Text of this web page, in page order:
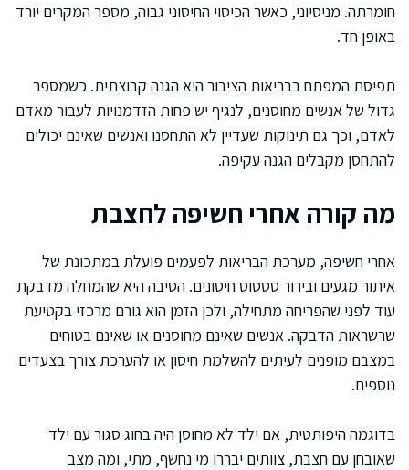
חומרתה. מניסיוני, כאשר הכיסוי החיסוני גבוה, מספר המקרים יורד
באופן חד.
תפיסת המפתח בבריאות הציבור היא הגנה קבוצתית. כשמספר
גדול של אנשים מחוסנים, לנגיף יש פחות הזדמנויות לעבור מאדם
לאדם, וכך גם תינוקות שעדיין לא התחסנו ואנשים שאינם יכולים
להתחסן מקבלים הגנה עקיפה.
מה קורה אחרי חשיפה לחצבת
אחרי חשיפה, מערכת הבריאות לפעמים פועלת במתכונת של
איתור מגעים ובירור סטטוס חיסונים. הסיבה היא שהמחלה מדבקת
עוד לפני שהפריחה מתחילה, ולכן הזמן הוא גורם מרכזי בקטיעת
שרשראות הדבקה. אנשים שאינם מחוסנים או שאינם בטוחים
במצבם מופנים לעיתים להשלמת חיסון או להערכת צורך בצעדים
נוספים.
בדוגמה היפותטית, אם ילד לא מחוסן היה בחוג סגור עם ילד
שאובחן עם חצבת, צוותים יבררו מי נחשף, מתי, ומה מצב